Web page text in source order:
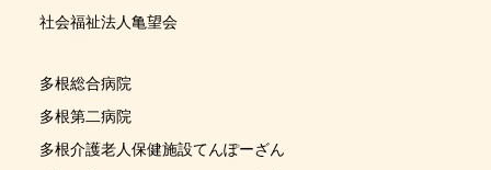
社会福祉法人亀望会
多根総合病院
多根第二病院
多根介護老人保健施設てんぽーざん